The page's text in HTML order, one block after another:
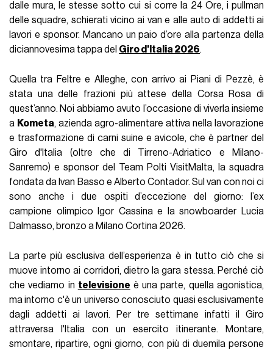
dalle mura, le stesse sotto cui si corre la 24 Ore, i pullman
delle squadre, schierati vicino ai van e alle auto di addetti ai
lavori e sponsor. Mancano un paio d’ore alla partenza della
diciannovesima tappa del Giro d'Italia 2026.
Quella tra Feltre e Alleghe, con arrivo ai Piani di Pezzè, è
stata una delle frazioni più attese della Corsa Rosa di
quest’anno. Noi abbiamo avuto l’occasione di viverla insieme
a Kometa, azienda agro-alimentare attiva nella lavorazione
e trasformazione di carni suine e avicole, che è partner del
Giro d'Italia (oltre che di Tirreno-Adriatico e Milano-
Sanremo) e sponsor del Team Polti VisitMalta, la squadra
fondata da Ivan Basso e Alberto Contador. Sul van con noi ci
sono anche i due ospiti d’eccezione del giorno: l’ex
campione olimpico Igor Cassina e la snowboarder Lucia
Dalmasso, bronzo a Milano Cortina 2026.
La parte più esclusiva dell’esperienza è in tutto ciò che si
muove intorno ai corridori, dietro la gara stessa. Perché ciò
che vediamo in televisione è una parte, quella agonistica,
ma intorno c'è un universo conosciuto quasi esclusivamente
dagli addetti ai lavori. Per tre settimane infatti il Giro
attraversa l'Italia con un esercito itinerante. Montare,
smontare, ripartire, ogni giorno, con più di duemila persone